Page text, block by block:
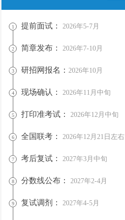
1 提前面试： 2026年5-7月
2 简章发布： 2026年7-10月
3 研招网报名： 2026年10月
4 现场确认： 2026年11月中旬
5 打印准考试： 2026年12月中旬
6 全国联考： 2026年12月21日左右
7 考后复试： 2027年3月中旬
8 分数线公布： 2027年2-4月
9 复试调剂： 2027年4-5月